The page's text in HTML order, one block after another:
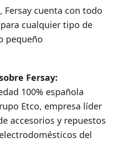
Fersay cuenta con todo
cualquier tipo de
pequeño
Fersay:
100% española
Etco, empresa líder
accesorios y repuestos
del